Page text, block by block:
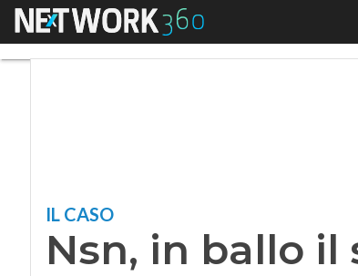
Menu
IL CASO
Nsn, in ballo